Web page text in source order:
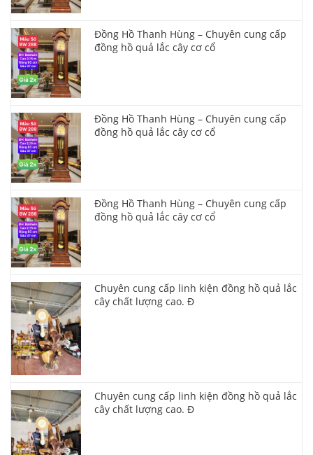
Đồng Hồ Thanh Hùng – Chuyên cung cấp
đồng hồ quả lắc cây cơ cổ
Đồng Hồ Thanh Hùng – Chuyên cung cấp
đồng hồ quả lắc cây cơ cổ
Đồng Hồ Thanh Hùng – Chuyên cung cấp
đồng hồ quả lắc cây cơ cổ
Chuyên cung cấp linh kiện đồng hồ quả lắc
cây chất lượng cao. Đ
Chuyên cung cấp linh kiện đồng hồ quả lắc
cây chất lượng cao. Đ